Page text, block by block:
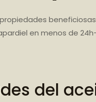
en menos de
del